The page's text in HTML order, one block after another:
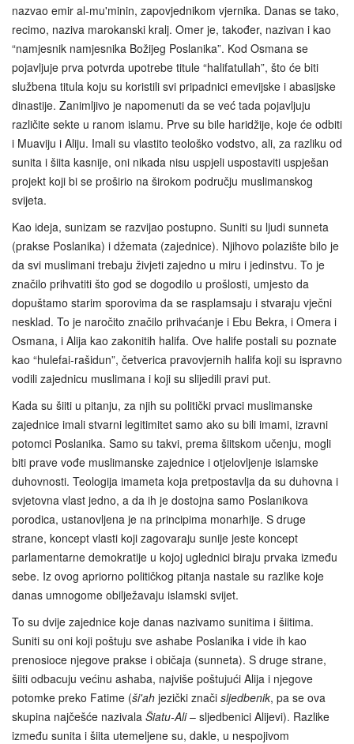
nazvao emir al-mu'minin, zapovjednikom vjernika. Danas se tako,
recimo, naziva marokanski kralj. Omer je, također, nazivan i kao
“namjesnik namjesnika Božijeg Poslanika”. Kod Osmana se
pojavljuje prva potvrda upotrebe titule “halifatullah”, što će biti
službena titula koju su koristili svi pripadnici emevijske i abasijske
dinastije. Zanimljivo je napomenuti da se već tada pojavljuju
različite sekte u ranom islamu. Prve su bile haridžije, koje će odbiti
i Muaviju i Aliju. Imali su vlastito teološko vodstvo, ali, za razliku od
sunita i šiita kasnije, oni nikada nisu uspjeli uspostaviti uspješan
projekt koji bi se proširio na širokom području muslimanskog
svijeta.
Kao ideja, sunizam se razvijao postupno. Suniti su ljudi sunneta
(prakse Poslanika) i džemata (zajednice). Njihovo polazište bilo je
da svi muslimani trebaju živjeti zajedno u miru i jedinstvu. To je
značilo prihvatiti što god se dogodilo u prošlosti, umjesto da
dopuštamo starim sporovima da se rasplamsaju i stvaraju vječni
nesklad. To je naročito značilo prihvaćanje i Ebu Bekra, i Omera i
Osmana, i Alija kao zakonitih halifa. Ove halife postali su poznate
kao “hulefai-rašidun”, četverica pravovjernih halifa koji su ispravno
vodili zajednicu muslimana i koji su slijedili pravi put.
Kada su šiiti u pitanju, za njih su politički prvaci muslimanske
zajednice imali stvarni legitimitet samo ako su bili imami, izravni
potomci Poslanika. Samo su takvi, prema šiitskom učenju, mogli
biti prave vođe muslimanske zajednice i otjelovljenje islamske
duhovnosti. Teologija imameta koja pretpostavlja da su duhovna i
svjetovna vlast jedno, a da ih je dostojna samo Poslanikova
porodica, ustanovljena je na principima monarhije. S druge
strane, koncept vlasti koji zagovaraju sunije jeste koncept
parlamentarne demokratije u kojoj uglednici biraju prvaka između
sebe. Iz ovog apriorno političkog pitanja nastale su razlike koje
danas umnogome obilježavaju islamski svijet.
To su dvije zajednice koje danas nazivamo sunitima i šiitima.
Suniti su oni koji poštuju sve ashabe Poslanika i vide ih kao
prenosioce njegove prakse i običaja (sunneta). S druge strane,
šiiti odbacuju većinu ashaba, najviše poštujući Alija i njegove
potomke preko Fatime (ši'ah jezički znači sljedbenik, pa se ova
skupina najčešće nazivala Šiatu-Ali– sljedbenici Alijevi). Razlike
između sunita i šiita utemeljene su, dakle, u nespojivom